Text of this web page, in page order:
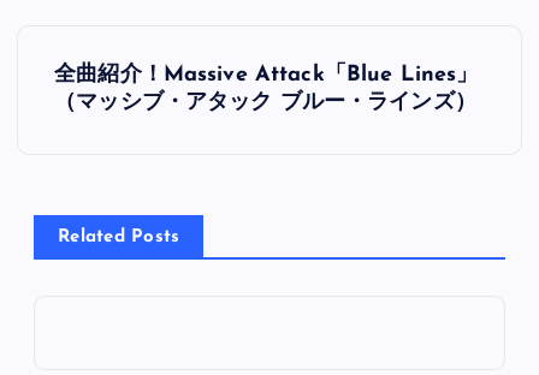
投
ビ
全曲紹介！Massive Attack「Blue Lines」
（マッシブ・アタック ブルー・ラインズ）
Related Posts